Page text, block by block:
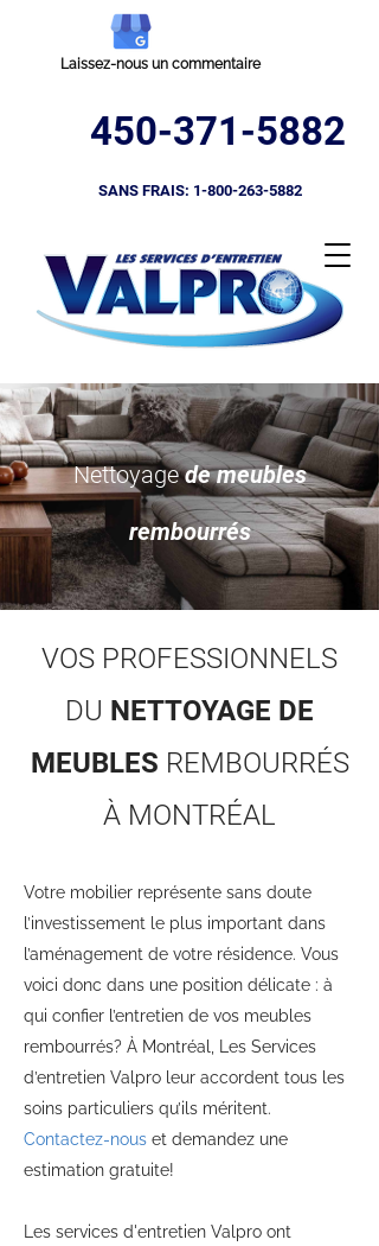
Laissez-nous un commentaire
450-371-5882
SANS FRAIS: 1-800-263-5882
Nettoyagede meubles
rembourrés
VOS PROFESSIONNELS
DU NETTOYAGE DE
MEUBLES REMBOURRÉS
À MONTRÉAL
Votre mobilier représente sans doute
l’investissement le plus important dans
l’aménagement de votre résidence. Vous
voici donc dans une position délicate : à
qui confier l’entretien de vos meubles
rembourrés? À Montréal, Les Services
d’entretien Valpro leur accordent tous les
soins particuliers qu’ils méritent.
Contactez-nous et demandez une
estimation gratuite!
Les services d'entretien Valpro ont